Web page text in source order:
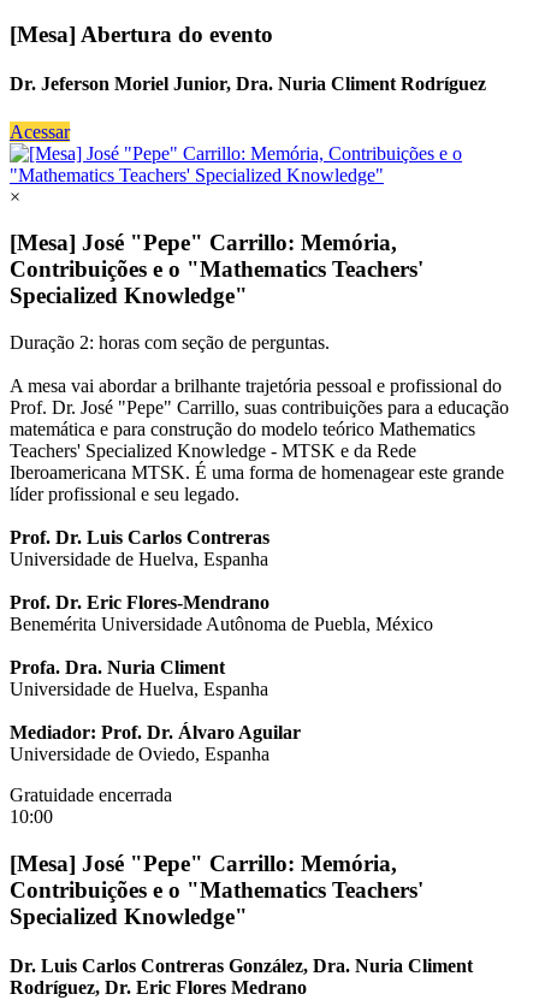
[Mesa] Abertura do evento
Dr. Jeferson Moriel Junior, Dra. Nuria Climent Rodríguez
Acessar
×
[Mesa] José "Pepe" Carrillo: Memória,
Contribuições e o "Mathematics Teachers'
Specialized Knowledge"
Duração 2: horas com seção de perguntas.
A mesa vai abordar a brilhante trajetória pessoal e profissional do
Prof. Dr. José "Pepe" Carrillo, suas contribuições para a educação
matemática e para construção do modelo teórico Mathematics
Teachers' Specialized Knowledge - MTSK e da Rede
Iberoamericana MTSK. É uma forma de homenagear este grande
líder profissional e seu legado.
Prof. Dr. Luis Carlos Contreras
Universidade de Huelva, Espanha
Prof. Dr. Eric Flores-Mendrano
Benemérita Universidade Autônoma de Puebla, México
Profa. Dra. Nuria Climent
Universidade de Huelva, Espanha
Mediador: Prof. Dr. Álvaro Aguilar
Universidade de Oviedo, Espanha
Gratuidade encerrada
10:00
[Mesa] José "Pepe" Carrillo: Memória,
Contribuições e o "Mathematics Teachers'
Specialized Knowledge"
Dr. Luis Carlos Contreras González, Dra. Nuria Climent
Rodríguez, Dr. Eric Flores Medrano